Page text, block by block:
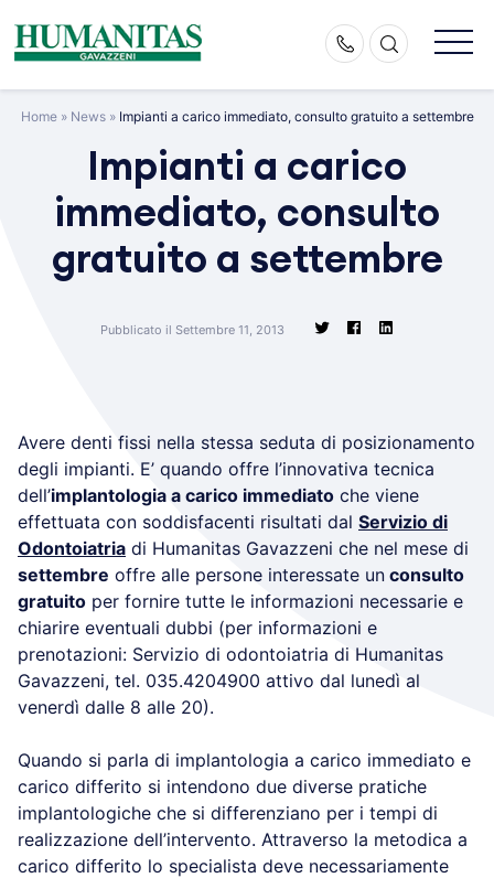
content
Home» News» Impianti a carico immediato, consulto gratuito a settembre
Impianti a carico
immediato, consulto
gratuito a settembre
Pubblicato il Settembre 11, 2013
Avere denti fissi nella stessa seduta di posizionamento
degli impianti. E’ quando offre l’innovativa tecnica
dell’implantologia a carico immediato che viene
effettuata con soddisfacenti risultati dal Servizio di
Odontoiatria di Humanitas Gavazzeni che nel mese di
settembre offre alle persone interessate un consulto
gratuito per fornire tutte le informazioni necessarie e
chiarire eventuali dubbi (per informazioni e
prenotazioni: Servizio di odontoiatria di Humanitas
Gavazzeni, tel. 035.4204900 attivo dal lunedì al
venerdì dalle 8 alle 20).
Quando si parla di implantologia a carico immediato e
carico differito si intendono due diverse pratiche
implantologiche che si differenziano per i tempi di
realizzazione dell’intervento. Attraverso la metodica a
carico differito lo specialista deve necessariamente